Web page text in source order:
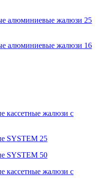
алюминиевые жалюзи 25
алюминиевые жалюзи 16
кассетные жалюзи с
SYSTEM 25
SYSTEM 50
кассетные жалюзи с